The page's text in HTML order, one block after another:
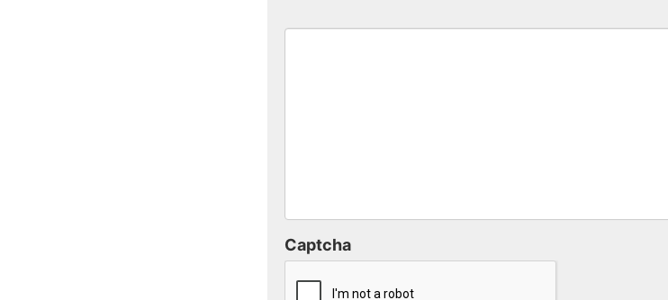
Captcha